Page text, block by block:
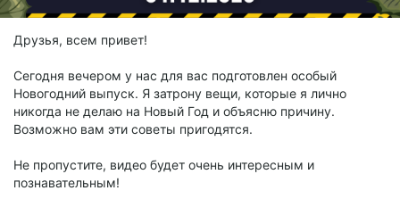
Друзья, всем привет!
Сегодня вечером у нас для вас подготовлен особый
Новогодний выпуск. Я затрону вещи, которые я лично
никогда не делаю на Новый Год и объясню причину.
Возможно вам эти советы пригодятся.
Не пропустите, видео будет очень интересным и
познавательным!